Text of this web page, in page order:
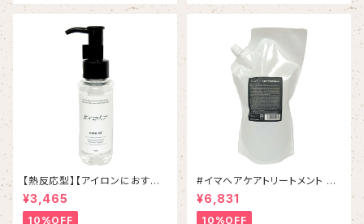
【熱反応型】【アイロンにおすす
め】イマヘアケアオイル
¥3,465
10%OFF
#イマヘアケアトリートメント 80
0g リフィル
¥6,831
10%OFF